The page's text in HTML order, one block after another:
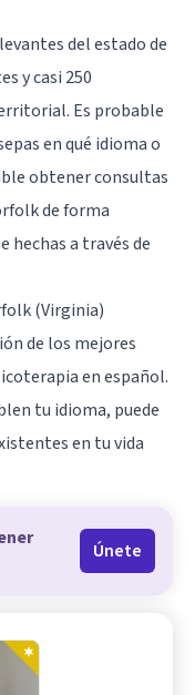
del estado de
y casi 250
Es probable
en qué idioma o
obtener consultas
de forma
hechas a través de
(Virginia)
de los mejores
en español.
tu idioma, puede
en tu vida
Únete